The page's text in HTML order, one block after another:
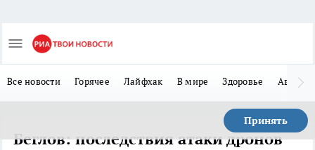
Все новости Горячее Лайфхак В мире Здоровье Авто
Принять
Беглов: последствия атаки дронов